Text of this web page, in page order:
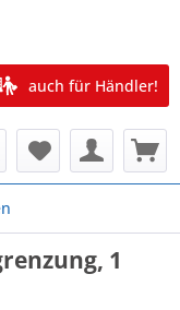
auch für Händler!
1